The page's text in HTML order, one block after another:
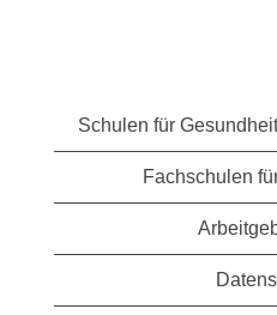
Schulen für
Fachschulen